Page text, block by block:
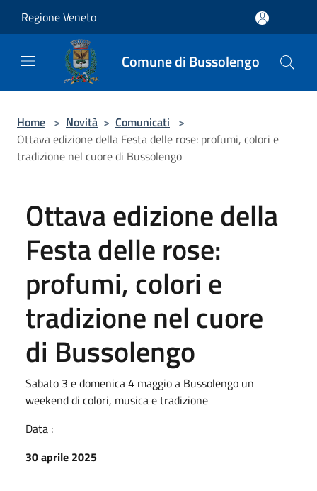
Regione Veneto
Comune di Bussolengo
Home > Novità > Comunicati >
Ottava edizione della Festa delle rose: profumi, colori e
tradizione nel cuore di Bussolengo
Ottava edizione della
Festa delle rose:
profumi, colori e
tradizione nel cuore
di Bussolengo
Sabato 3 e domenica 4 maggio a Bussolengo un
weekend di colori, musica e tradizione
Data :
30 aprile 2025